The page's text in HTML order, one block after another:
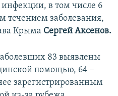
в том числе 6
течением заболевания,
Крыма Сергей Аксенов.
83 выявлены
помощью, 64 –
зарегистрированным